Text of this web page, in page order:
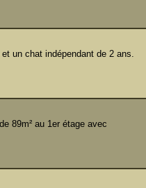
un chat indépendant de 2 ans.
89m² au 1er étage avec